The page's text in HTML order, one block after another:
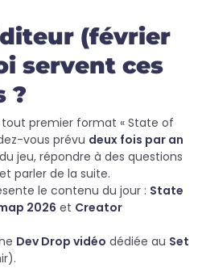
(février
servent ces
?
premier format « State of
vous prévu deux fois par an
jeu, répondre à des questions
parler de la suite.
le contenu du jour : State
2026 et Creator
Dev Drop vidéo dédiée au Set